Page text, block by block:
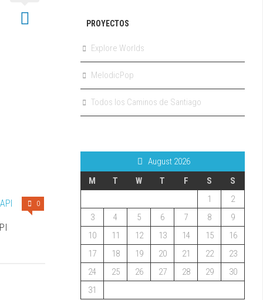
0
PROYECTOS
Explore Worlds
MelodicPop
Todos los Caminos de Santiago
August 2026
M
T W T F S
S
1
2
3
4 5 6 7 8
9
10
11 12 13 14 15
16
17
18 19 20 21 22
23
24
25 26 27 28 29
30
31